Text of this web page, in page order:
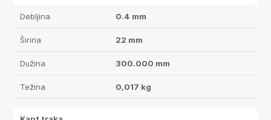
Debljina 0.4 mm
Širina 22 mm
Dužina 300.000 mm
Težina 0,017 kg